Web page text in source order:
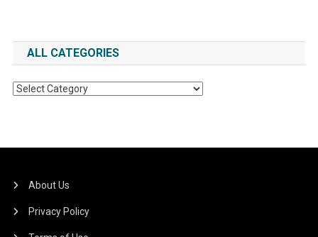
ALL CATEGORIES
All
About Us
Privacy Policy